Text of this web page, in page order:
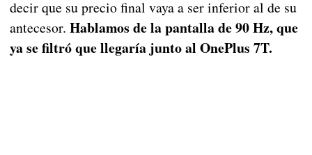
decir que su precio final vaya a ser inferior al de su
antecesor. Hablamos de la pantalla de 90 Hz, que
ya se filtró que llegaría junto al OnePlus 7T.